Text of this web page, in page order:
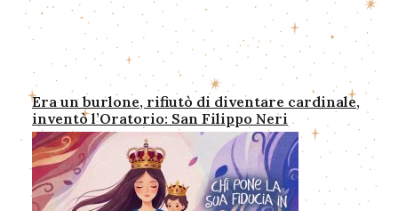
Era un burlone, rifiutò di diventare cardinale,
inventò l’Oratorio: San Filippo Neri